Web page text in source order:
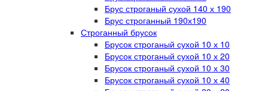
Брус строганый сухой 140 х 190
Брус строганный 190х190
Строганный брусок
Брусок строганый сухой 10 х 10
Брусок строганый сухой 10 х 20
Брусок строганый сухой 10 х 30
Брусок строганый сухой 10 х 40